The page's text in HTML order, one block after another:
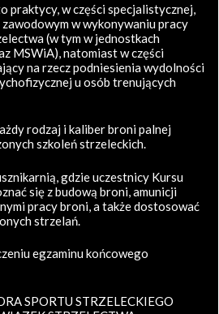
praktycy, w części specjalistycznej,
w wykonywaniu pracy
(w tym w jednostkach
MSWiA), natomiast w części
na rzecz podniesienia wydolności
u osób trenujących
rodzaj i kaliber broni palnej
szkoleń strzeleckich.
gdzie uczestnicy Kursu
się z budową broni, amunicji
pracy broni, a także dostosować
strzelań.
egzaminu końcowego
SPORTU STRZELECKIEGO